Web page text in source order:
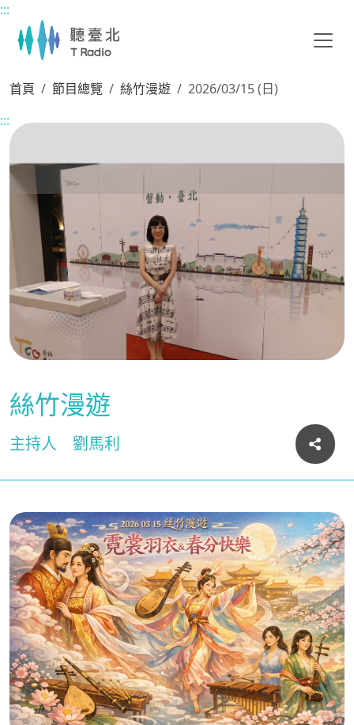
主要內容區塊
:::
首頁 節目總覽 絲竹漫遊
2026/03/15 (日)
:::
絲竹漫遊
主持人 劉馬利